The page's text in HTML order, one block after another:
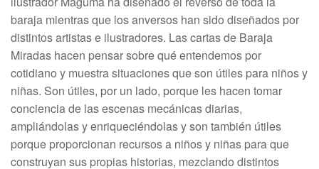
baraja mientras que los anversos han sido diseñados por
distintos artistas e ilustradores. Las cartas de Baraja
Miradas hacen pensar sobre qué entendemos por
cotidiano y muestra situaciones que son útiles para niños y
niñas. Son útiles, por un lado, porque les hacen tomar
conciencia de las escenas mecánicas diarias,
ampliándolas y enriqueciéndolas y son también útiles
porque proporcionan recursos a niños y niñas para que
construyan sus propias historias, mezclando distintos